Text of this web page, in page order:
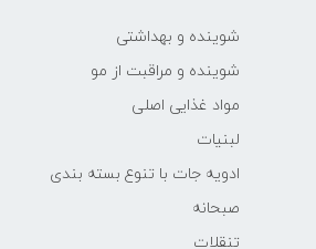
شوینده و بهداشتی
شوینده و مراقبت از مو
مواد غذایی اصلی
لبنیات
ادویه جات با تنوع بسته بندی
صبحانه
تنقلات